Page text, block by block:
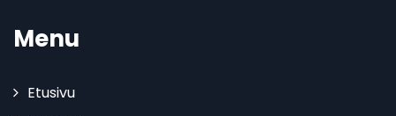
Menu
Etusivu